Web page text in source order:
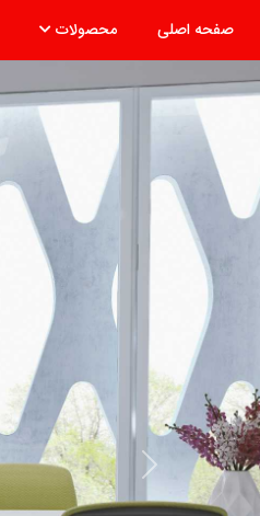
صفحه اصلی
(current) محصولات
Previous